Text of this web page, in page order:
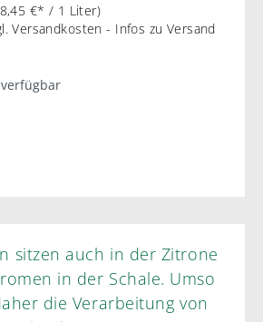
€* / 1 Liter)
Versandkosten - Infos zu Versand
sitzen auch in der Zitrone
in der Schale. Umso
die Verarbeitung von